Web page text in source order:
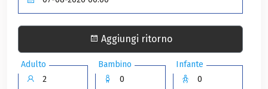
Aggiungi ritorno
Adulto Bambino Infante